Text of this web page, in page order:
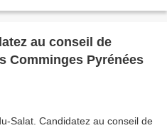
au conseil de
Comminges Pyrénées